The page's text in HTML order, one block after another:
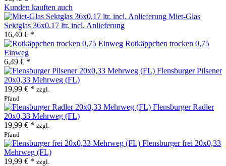
Kunden kauften auch
Miet-Glas
Sektglas 36x0,17 ltr. incl. Anlieferung
16,40 € *
Rotkäppchen trocken 0,75
Einweg
6,49 € *
Flensburger Pilsener
20x0,33 Mehrweg (FL)
19,99 € * zzgl.
Pfand
Flensburger Radler
20x0,33 Mehrweg (FL)
19,99 € * zzgl.
Pfand
Flensburger frei 20x0,33
Mehrweg (FL)
19,99 € * zzgl.